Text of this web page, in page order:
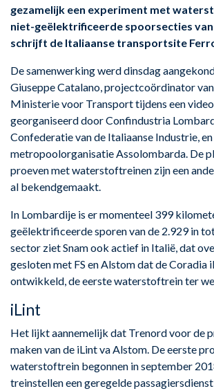
gezamelijk een experiment met
niet-geëlektrificeerde spoorsecties van
schrijft de Italiaanse transportsite
De samenwerking werd dinsdag
Giuseppe Catalano, projectcoördinator
Ministerie voor Transport tijdens een
georganiseerd door Confindustria
Confederatie van de Italiaanse Industrie, en
metropoolorganisatie Assolombarda. De
proeven met waterstoftreinen zijn een
al bekendgemaakt.
In Lombardije is er momenteel 399
geëlektrificeerde sporen van de 2.929 in
sector ziet Snam ook actief in Italië, dat
gesloten met FS en Alstom dat de Coradia
ontwikkeld, de eerste waterstoftrein ter
iLint
Het lijkt aannemelijk dat Trenord voor de
maken van de iLint va Alstom. De eerste
waterstoftrein begonnen in september
treinstellen een geregelde